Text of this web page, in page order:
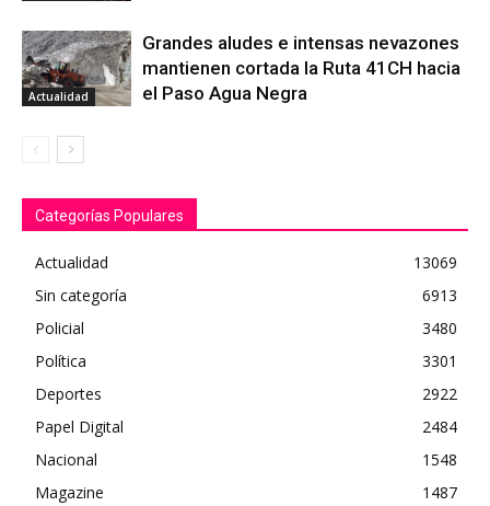
Actualidad
Grandes aludes e intensas nevazones
mantienen cortada la Ruta 41CH hacia
el Paso Agua Negra
Categorías Populares
Actualidad
13069
Sin categoría
6913
Policial
3480
Política
3301
Deportes
2922
Papel Digital
2484
Nacional
1548
Magazine
1487